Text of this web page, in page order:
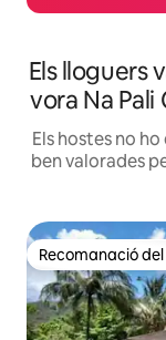
Els lloguers
vora Na
Els hostes no
ben valorades
Recomanació
Recomanació